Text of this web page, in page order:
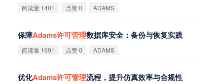
阅读量 1401 点赞 0 ADAMS
保障Adams许可管理数据库安全：备份与恢复实践
阅读量 1691 点赞 0 ADAMS
优化Adams许可管理流程，提升仿真效率与合规性